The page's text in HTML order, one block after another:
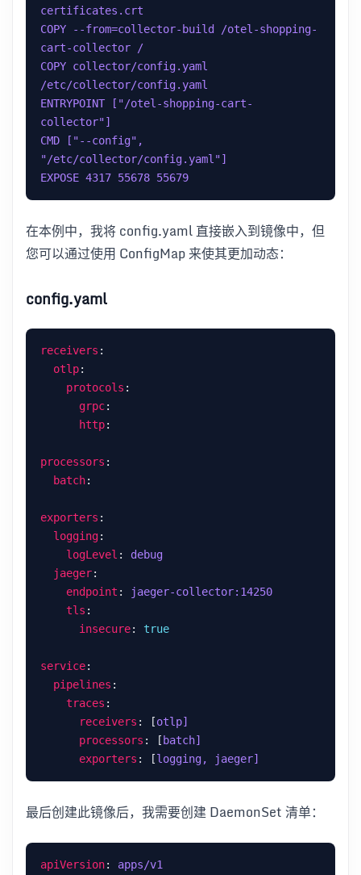
certificates.crt
COPY --from=collector-build /otel-shopping-
cart-collector /
COPY collector/config.yaml
/etc/collector/config.yaml
ENTRYPOINT ["/otel-shopping-cart-
collector"]
CMD ["--config",
"/etc/collector/config.yaml"]
EXPOSE 4317 55678 55679
在本例中，我将 config.yaml 直接嵌入到镜像中，但
您可以通过使用 ConfigMap 来使其更加动态：
config.yaml
receivers
otlp
protocols
grpc
http
processors
batch
exporters
logging
logLevel : debug
jaeger
endpoint :
jaeger-collector:14250
tls
insecure: true
service
pipelines
traces
receivers : [otlp]
processors : [ batch]
exporters : [logging, jaeger]
最后创建此镜像后，我需要创建 DaemonSet 清单：
apiVersion: apps/v1